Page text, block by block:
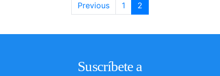
Previous 1 2
Suscríbete a